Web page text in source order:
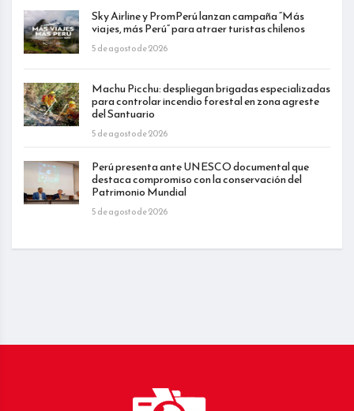
Sky Airline y PromPerú lanzan campaña “Más
viajes, más Perú” para atraer turistas chilenos
5 de agosto de 2026
Machu Picchu: despliegan brigadas especializadas
para controlar incendio forestal en zona agreste
del Santuario
5 de agosto de 2026
Perú presenta ante UNESCO documental que
destaca compromiso con la conservación del
Patrimonio Mundial
5 de agosto de 2026